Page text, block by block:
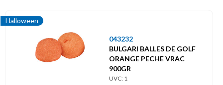
Halloween
043232
BULGARI BALLES DE GOLF
ORANGE PECHE VRAC
900GR
UVC: 1